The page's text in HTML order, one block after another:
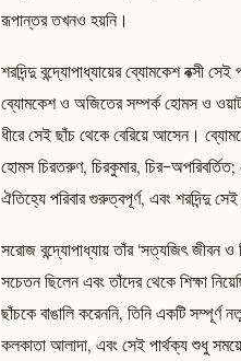
রূপান্তর তখনও হয়নি।
শরদিন্দু বন্দ্যোপাধ্যায়ের ব্যোমকেশ বক্সী
ব্যোমকেশ ও অজিতের সম্পর্ক হোমস ও
ধীরে সেই ছাঁচ থেকে বেরিয়ে আসেন।
হোমস চিরতরুণ, চিরকুমার, চির-
ঐতিহ্যে পরিবার গুরুত্বপূর্ণ, এবং শরদিন্দু
সরোজ বন্দ্যোপাধ্যায় তাঁর ‘সত্যজিৎ জীবন ও
সচেতন ছিলেন এবং তাঁদের থেকে শিক্ষা
ছাঁচকে বাঙালি করেননি, তিনি একটি
কলকাতা আলাদা, এবং সেই পার্থক্য শুধু